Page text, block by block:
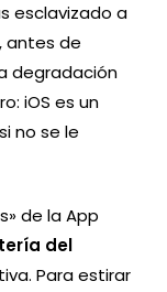
esclavizado a
antes de
degradación
iOS es un
no se le
de la App
del
Para estirar